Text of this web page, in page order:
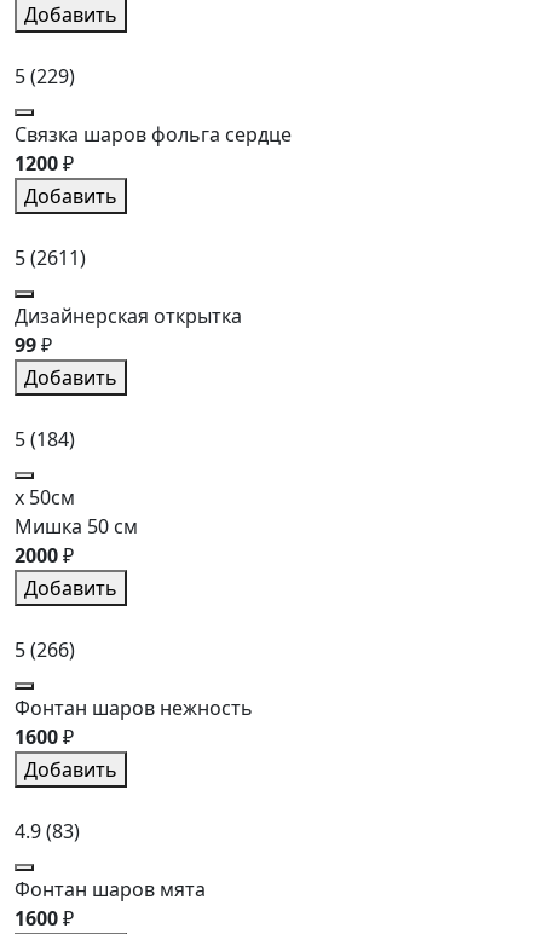
Добавить
5(229)
Связка шаров фольга сердце
1200₽
Добавить
5(2611)
Дизайнерская открытка
99₽
Добавить
5(184)
x 50см
Мишка 50 см
2000₽
Добавить
5(266)
Фонтан шаров нежность
1600₽
Добавить
4.9(83)
Фонтан шаров мята
1600₽